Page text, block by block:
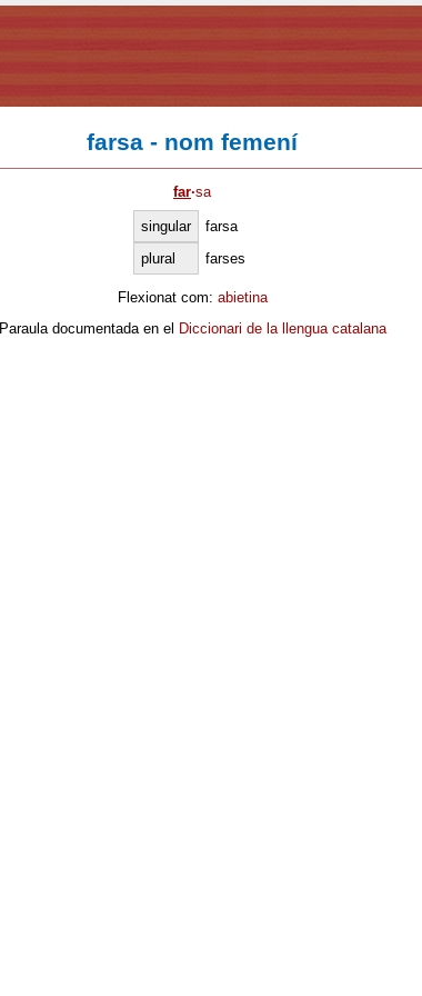
farsa - nom femení
far·sa
singular
farsa
plural
farses
Flexionat com: abietina
Paraula documentada en el Diccionari de la llengua catalana